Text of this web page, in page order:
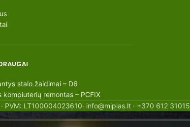
stalo žaidimai – D6
kompiuterių remontas – PCFIX
PVM: LT100004023610· info@miplas.lt · +370 612 31015